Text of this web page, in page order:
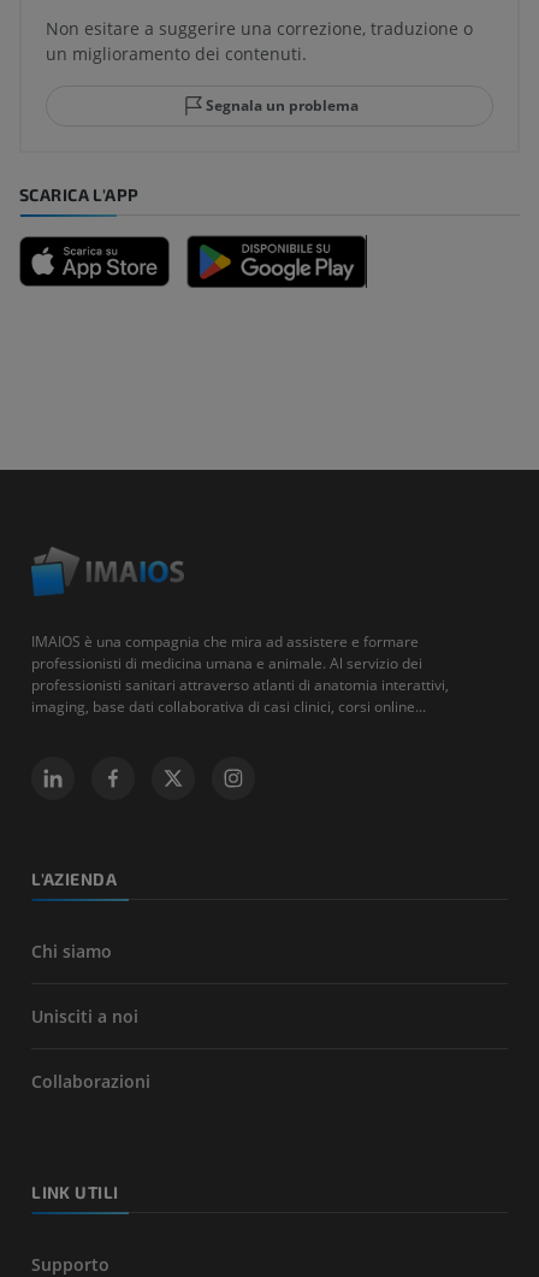
Non esitare a suggerire una correzione, traduzione o
un miglioramento dei contenuti.
Segnala un problema
SCARICA L'APP
IMAIOS è una compagnia che mira ad assistere e formare
professionisti di medicina umana e animale. Al servizio dei
professionisti sanitari attraverso atlanti di anatomia interattivi,
imaging, base dati collaborativa di casi clinici, corsi online...
L'AZIENDA
Chi siamo
Unisciti a noi
Collaborazioni
LINK UTILI
Supporto